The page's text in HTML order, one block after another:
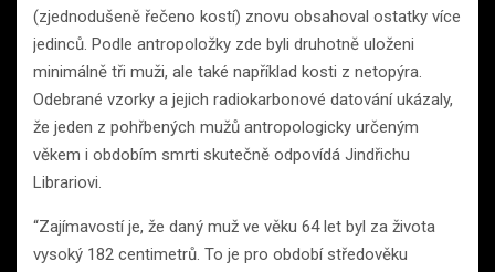
(zjednodušeně řečeno kostí) znovu obsahoval ostatky více
jedinců. Podle antropoložky zde byli druhotně uloženi
minimálně tři muži, ale také například kosti z netopýra.
Odebrané vzorky a jejich radiokarbonové datování ukázaly,
že jeden z pohřbených mužů antropologicky určeným
věkem i obdobím smrti skutečně odpovídá Jindřichu
Librariovi.
“Zajímavostí je, že daný muž ve věku 64 let byl za života
vysoký 182 centimetrů. To je pro období středověku